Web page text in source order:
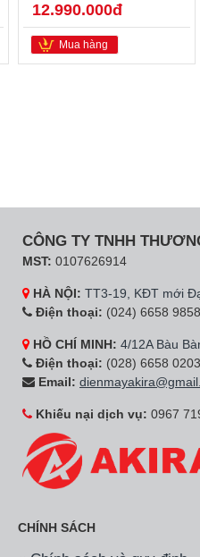
12.990.000đ
Mua hàng
CÔNG TY TNHH
MST: 0107626914
HÀ NỘI: TT3-19, KĐT mới
Điện thoại: (024) 6658 9858
HỒ CHÍ MINH: 4/12A Bàu
Điện thoại: (028) 6658 0203
Email:
Khiếu nại dịch vụ: 0967
CHÍNH SÁCH